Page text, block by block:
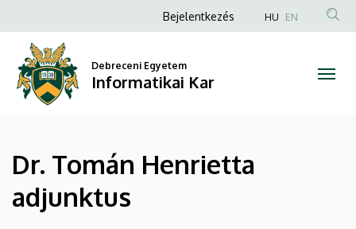
Tomán
Henrietta
adjunktus
Informatikai
Kar
a
tartalomra
Anonim
fiók
menüje
Bejelentkezés HU EN
Debreceni Egyetem
Informatikai Kar
Dr. Tomán Henrietta
adjunktus